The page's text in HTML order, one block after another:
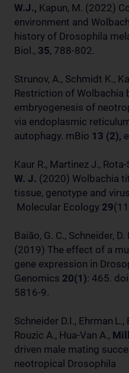
W.J., Kapun, M. (2022)
environment and
history of Drosophila
Biol., 35, 788-802.
Strunov, A., Schmidt K.,
Restriction of Wolbachia
embryogenesis of
via endoplasmic
autophagy. mBio 13 (2),
Kaur R., Martinez J.,
W. J. (2020) Wolbachia
tissue, genotype and
Molecular Ecology 29
Baião, G. C., Schneider, D.
(2019) The effect of a
gene expression in
Genomics 20(1): 465.
5816-9.
Schneider D.I., Ehrman L.,
Rouzic A., Hua-Van A.,
driven male mating
neotropical Drosophila